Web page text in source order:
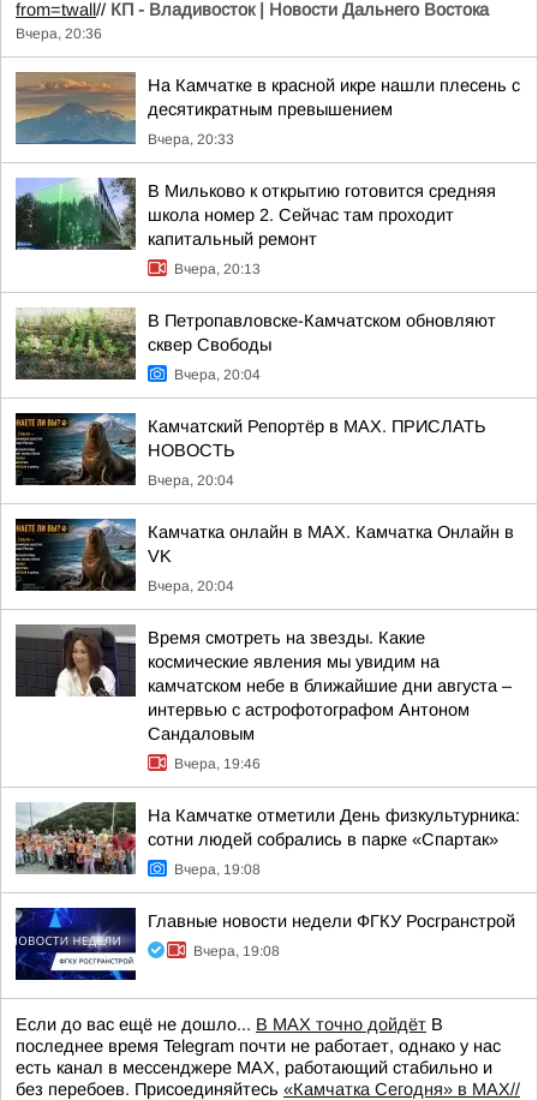
from=twall// КП - Владивосток | Новости Дальнего Востока
Вчера, 20:36
На Камчатке в красной икре нашли плесень с
десятикратным превышением
Вчера, 20:33
В Мильково к открытию готовится средняя
школа номер 2. Сейчас там проходит
капитальный ремонт
Вчера, 20:13
В Петропавловске-Камчатском обновляют
сквер Свободы
Вчера, 20:04
Камчатский Репортёр в MAX. ПРИСЛАТЬ
НОВОСТЬ
Вчера, 20:04
Камчатка онлайн в MAX. Камчатка Онлайн в
VK
Вчера, 20:04
Время смотреть на звезды. Какие
космические явления мы увидим на
камчатском небе в ближайшие дни августа –
интервью с астрофотографом Антоном
Сандаловым
Вчера, 19:46
На Камчатке отметили День физкультурника:
сотни людей собрались в парке «Спартак»
Вчера, 19:08
Главные новости недели ФГКУ Росгранстрой
Вчера, 19:08
Если до вас ещё не дошло... В MAX точно дойдёт В
последнее время Telegram почти не работает, однако у нас
есть канал в мессенджере MAX, работающий стабильно и
без перебоев. Присоединяйтесь «Камчатка Сегодня» в MAX//